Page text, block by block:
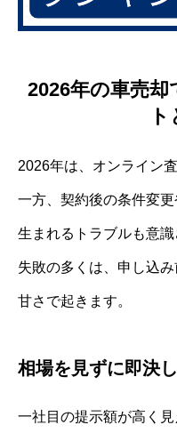
2026年の車売
2026年は、オンライン
一方、契約後の条件変
生まれるトラブルも意識
失敗の多くは、申し込
甘さで起きます。
相場を見ずに即決
一社目の提示額が高く